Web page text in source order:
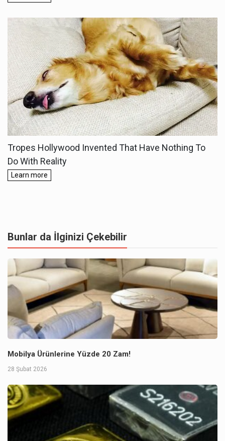
Bunlar da İlginizi Çekebilir
Mobilya Ürünlerine Yüzde 20 Zam!
28 Şubat 2026